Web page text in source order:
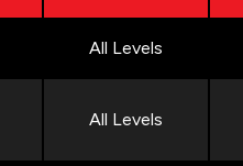
All Levels
All Levels